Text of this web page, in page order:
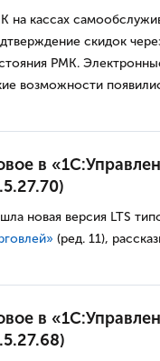
на кассах
скидок
РМК.
возможности
в
новая версия LTS
(ред. 11),
в